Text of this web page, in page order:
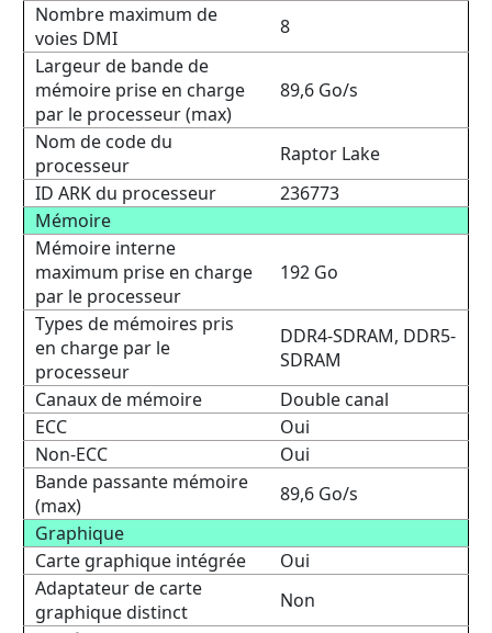
Nombre maximum de
voies DMI
8
Largeur de bande de
mémoire prise en charge
par le processeur (max)
89,6 Go/s
Nom de code du
processeur
Raptor Lake
ID ARK du processeur
236773
Mémoire
Mémoire interne
maximum prise en charge
par le processeur
192 Go
Types de mémoires pris
en charge par le
processeur
DDR4-SDRAM, DDR5-
SDRAM
Canaux de mémoire
Double canal
ECC
Oui
Non-ECC
Oui
Bande passante mémoire
(max)
89,6 Go/s
Graphique
Carte graphique intégrée
Oui
Adaptateur de carte
graphique distinct
Non